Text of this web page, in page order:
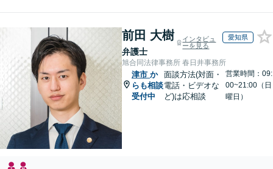
前田 大樹
弁護士
インタビュ
ーを見る
愛知県
旭合同法律事務所 春日井事務所
津市 か
らも相談
受付中
面談方法(対面・
電話・ビデオな
ど)は応相談
営業時間：09:
00~21:00（日
曜日）